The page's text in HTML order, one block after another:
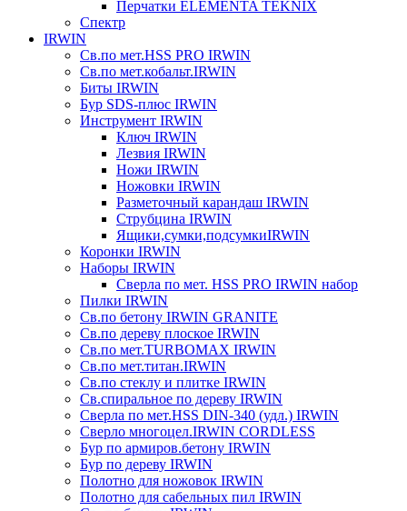
Перчатки ELEMENTA TEKNIX
Спектр
IRWIN
Св.по мет.HSS PRO IRWIN
Св.по мет.кобальт.IRWIN
Биты IRWIN
Бур SDS-плюс IRWIN
Инструмент IRWIN
Ключ IRWIN
Лезвия IRWIN
Ножи IRWIN
Ножовки IRWIN
Разметочный карандаш IRWIN
Струбцина IRWIN
Ящики,сумки,подсумкиIRWIN
Коронки IRWIN
Наборы IRWIN
Сверла по мет. HSS PRO IRWIN набор
Пилки IRWIN
Св.по бетону IRWIN GRANITE
Св.по дереву плоское IRWIN
Св.по мет.TURBOMAX IRWIN
Св.по мет.титан.IRWIN
Св.по стеклу и плитке IRWIN
Св.спиральное по дереву IRWIN
Сверла по мет.HSS DIN-340 (удл.) IRWIN
Сверло многоцел.IRWIN CORDLESS
Бур по армиров.бетону IRWIN
Бур по дереву IRWIN
Полотно для ножовок IRWIN
Полотно для сабельных пил IRWIN